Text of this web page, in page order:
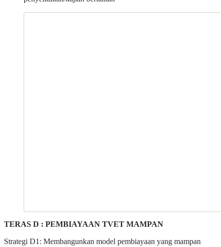
TERAS D : PEMBIAYAAN TVET MAMPAN
Strategi D1: Membangunkan model pembiayaan yang mampan